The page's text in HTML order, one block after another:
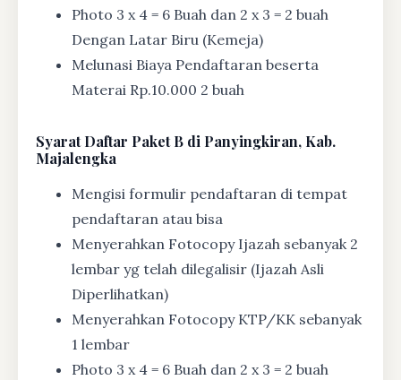
Photo 3 x 4 = 6 Buah dan 2 x 3 = 2 buah
Dengan Latar Biru (Kemeja)
Melunasi Biaya Pendaftaran beserta
Materai Rp.10.000 2 buah
SyaratDaftar Paket B di Panyingkiran, Kab.
Majalengka
Mengisi formulir pendaftaran di tempat
pendaftaran atau bisa
Menyerahkan Fotocopy Ijazah sebanyak 2
lembar yg telah dilegalisir (Ijazah Asli
Diperlihatkan)
Menyerahkan Fotocopy KTP/KK sebanyak
1 lembar
Photo 3 x 4 = 6 Buah dan 2 x 3 = 2 buah